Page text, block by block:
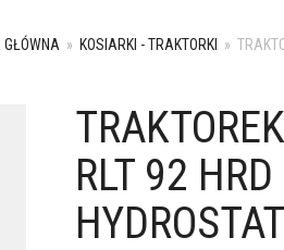
GŁÓWNA » KOSIARKI - TRAKTORKI »
RLT 92
HYDROSTAT